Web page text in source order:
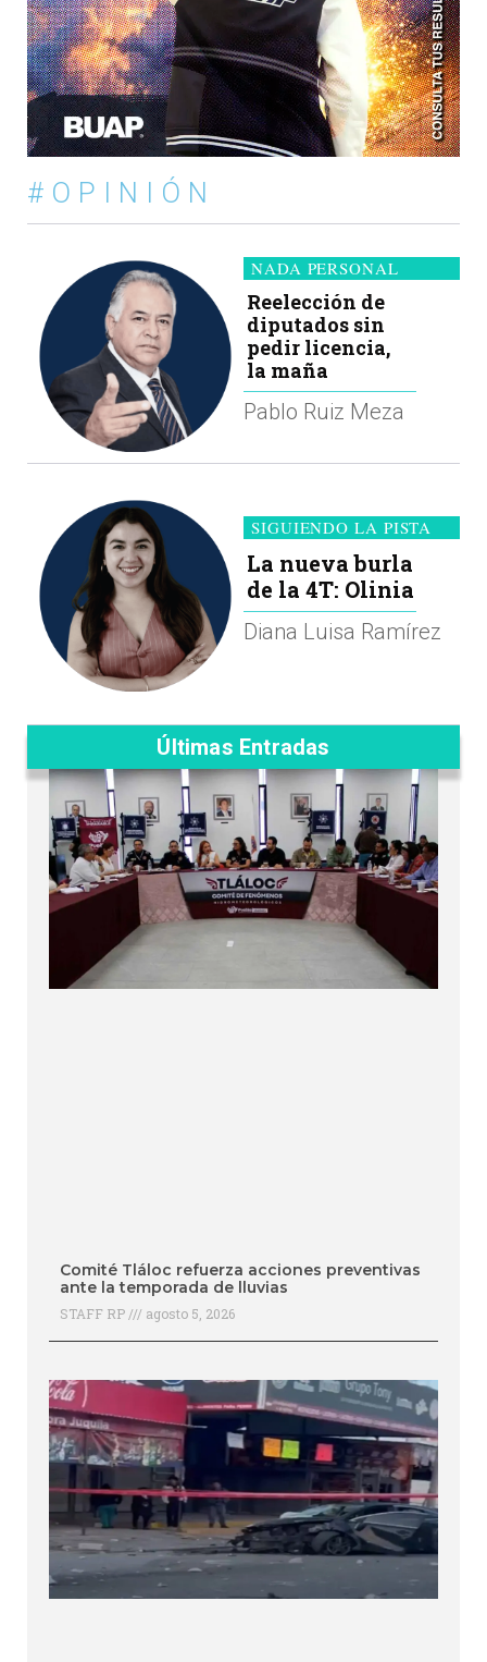
#OPINIÓN
NADA PERSONAL
Reelección de
diputados sin
pedir licencia,
la maña
Pablo Ruiz Meza
SIGUIENDO LA PISTA
La nueva burla
de la 4T: Olinia
Diana Luisa Ramírez
Últimas Entradas
Comité Tláloc refuerza acciones preventivas
ante la temporada de lluvias
STAFF RP agosto 5, 2026